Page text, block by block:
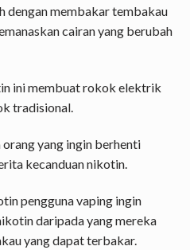
dengan membakar tembakau
cairan yang berubah
ini membuat rokok elektrik
tradisional.
yang ingin berhenti
kecanduan nikotin.
pengguna vaping ingin
daripada yang mereka
yang dapat terbakar.